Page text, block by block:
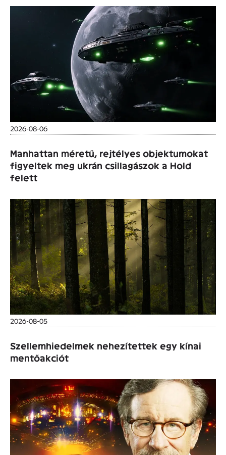
2026-08-06
Manhattan méretű, rejtélyes objektumokat
figyeltek meg ukrán csillagászok a Hold
felett
2026-08-05
Szellemhiedelmek nehezítettek egy kínai
mentőakciót